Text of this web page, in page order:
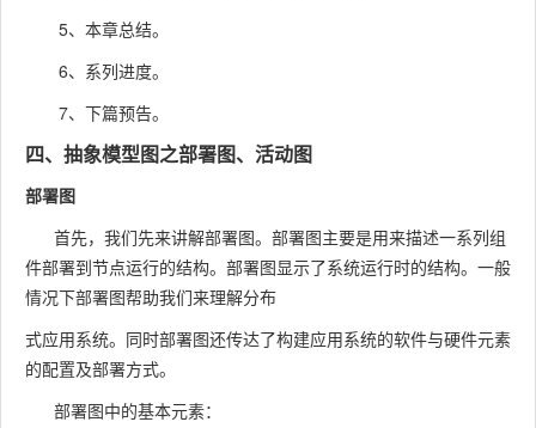
5、本章总结。
6、系列进度。
7、下篇预告。
四、抽象模型图之部署图、活动图
部署图
首先，我们先来讲解部署图。部署图主要是用来描述一系列组
件部署到节点运行的结构。部署图显示了系统运行时的结构。一般
情况下部署图帮助我们来理解分布
式应用系统。同时部署图还传达了构建应用系统的软件与硬件元素
的配置及部署方式。
部署图中的基本元素：